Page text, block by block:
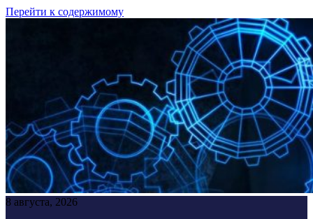
Перейти к содержимому
8 августа, 2026